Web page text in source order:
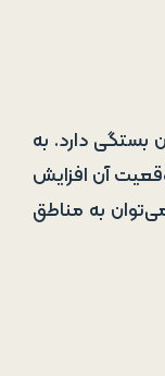
بستگی دارد. به
و موقعیت آن افزایش
به مناطق